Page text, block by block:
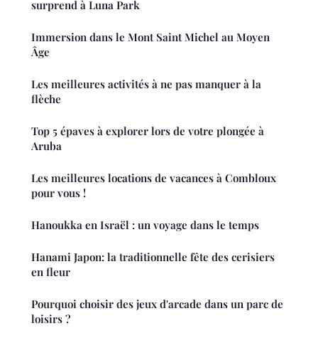
surprend à Luna Park
Immersion dans le Mont Saint Michel au Moyen
Âge
Les meilleures activités à ne pas manquer à la
flèche
Top 5 épaves à explorer lors de votre plongée à
Aruba
Les meilleures locations de vacances à Combloux
pour vous !
Hanoukka en Israël : un voyage dans le temps
Hanami Japon: la traditionnelle fête des cerisiers
en fleur
Pourquoi choisir des jeux d'arcade dans un parc de
loisirs ?